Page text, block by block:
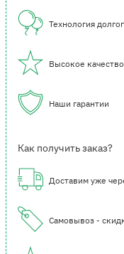
Технология
Высокое качество
Наши гарантии
Как получить заказ?
Доставим уже
Самовывоз -